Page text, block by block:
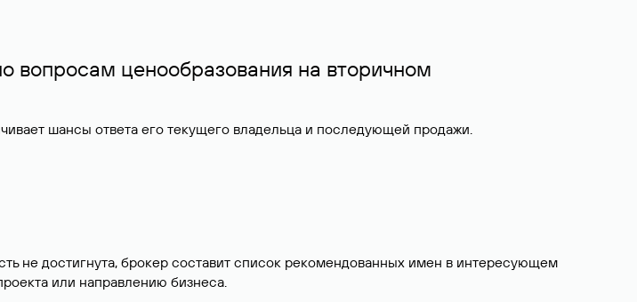
вопросам ценообразования на вторичном
шансы ответа его текущего владельца и последующей продажи.
не достигнута, брокер составит список рекомендованных имен в интересующем
или направлению бизнеса.